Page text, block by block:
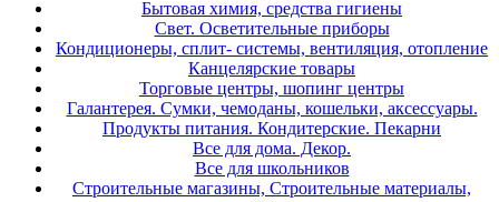
Бытовая химия, средства гигиены
Свет. Осветительные приборы
Кондиционеры, сплит- системы, вентиляция, отопление
Канцелярские товары
Торговые центры, шопинг центры
Галантерея. Сумки, чемоданы, кошельки, аксессуары.
Продукты питания. Кондитерские. Пекарни
Все для дома. Декор.
Все для школьников
Строительные магазины, Строительные материалы,